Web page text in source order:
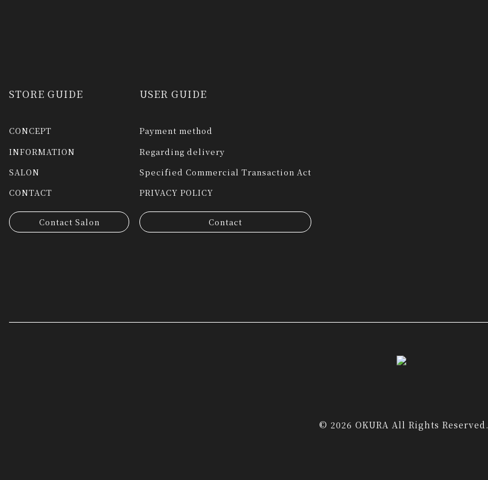
STORE GUIDE
CONCEPT
INFORMATION
SALON
CONTACT
Contact Salon
USER GUIDE
Payment method
Regarding delivery
Specified Commercial Transaction Act
PRIVACY POLICY
Contact
© 2026 OKURA All Rights Reserved.